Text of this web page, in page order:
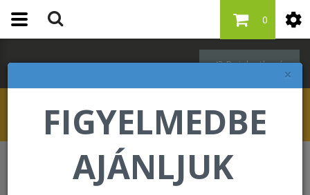
×
FIGYELMEDBE
AJÁNLJUK
Bejelentkezés
0
Jelszó igénylés